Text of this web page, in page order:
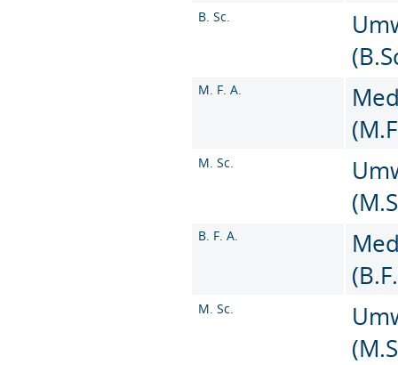
B. Sc.
M. F. A.
M. Sc.
B. F. A.
M. Sc.